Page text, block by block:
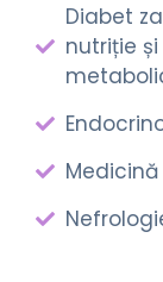
Diabet
nutriție și